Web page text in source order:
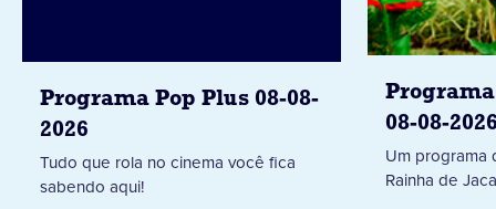
Programa Pop Plus 08-08-
2026
Tudo que rola no cinema você fica
sabendo aqui!
08-08-
Um programa
Rainha de